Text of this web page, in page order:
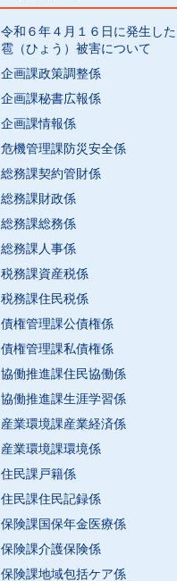
令和６年４月１６日に発生した
雹（ひょう）被害について
企画課政策調整係
企画課秘書広報係
企画課情報係
危機管理課防災安全係
総務課契約管財係
総務課財政係
総務課総務係
総務課人事係
税務課資産税係
税務課住民税係
債権管理課公債権係
債権管理課私債権係
協働推進課住民協働係
協働推進課生涯学習係
産業環境課産業経済係
産業環境課環境係
住民課戸籍係
住民課住民記録係
保険課国保年金医療係
保険課介護保険係
保険課地域包括ケア係